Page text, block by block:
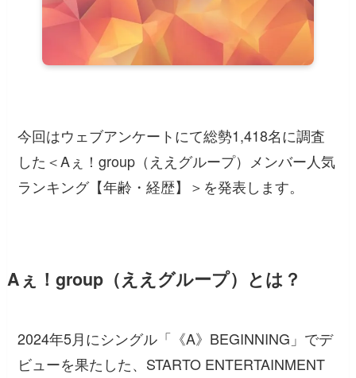
今回はウェブアンケートにて総勢1,418名に調査
した＜Aぇ！group（ええグループ）メンバー人気
ランキング【年齢・経歴】＞を発表します。
Aぇ！group（ええグループ）とは？
2024年5月にシングル「《A》BEGINNING」でデ
ビューを果たした、STARTO ENTERTAINMENT